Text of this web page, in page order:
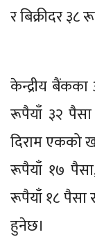
र बिक्रीदर
केन्द्रीय
रूपैयाँ ३२
दिराम एकको
रूपैयाँ १७
रूपैयाँ १८ पैसा
हुनेछ।